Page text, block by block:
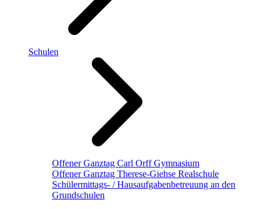
Schulen
Offener Ganztag Carl Orff Gymnasium
Offener Ganztag Therese-Giehse Realschule
Schülermittags- / Hausaufgabenbetreuung an den
Grundschulen